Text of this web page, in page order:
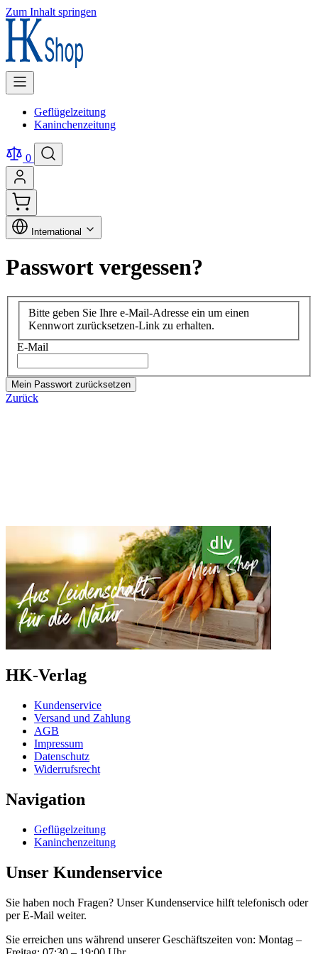
Zum Inhalt springen
Geflügelzeitung
Kaninchenzeitung
0
International
Passwort vergessen?
Bitte geben Sie Ihre e-Mail-Adresse ein um einen
Kennwort zurücksetzen-Link zu erhalten.
E-Mail
Mein Passwort zurücksetzen
Zurück
HK-Verlag
Kundenservice
Versand und Zahlung
AGB
Impressum
Datenschutz
Widerrufsrecht
Navigation
Geflügelzeitung
Kaninchenzeitung
Unser Kundenservice
Sie haben noch Fragen? Unser Kundenservice hilft telefonisch oder
per E-Mail weiter.
Sie erreichen uns während unserer Geschäftszeiten von: Montag –